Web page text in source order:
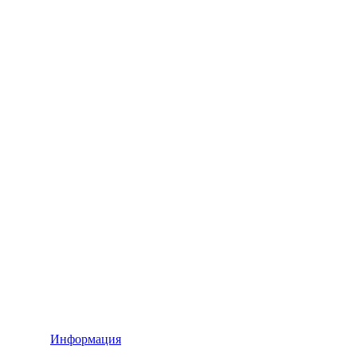
Информация